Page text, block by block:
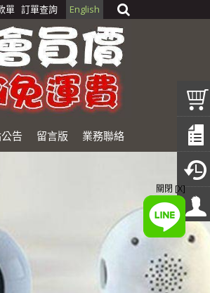
English
單 訂單查詢
告 留言版 業務聯絡
關閉 [X]